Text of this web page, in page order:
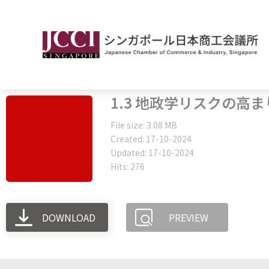
1.3 地政学リスクの高
File size: 3.08 MB
Created: 17-10-2024
Updated: 17-10-2024
Hits: 276
DOWNLOAD PREVIEW